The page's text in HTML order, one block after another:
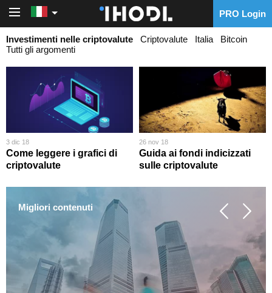
PRO Login
Investimenti nelle criptovalute
Criptovalute Italia
Bitcoin
Tutti gli argomenti
3 dic 18
Come leggere i grafici di
criptovalute
26 nov 18
Guida ai fondi indicizzati
sulle criptovalute
Migliori contenuti